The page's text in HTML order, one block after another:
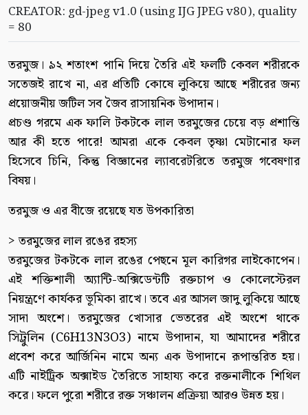
CREATOR: gd-jpeg v1.0 (using IJG JPEG v80), quality
= 80
তরমুজ। ৯২ শতাংশ পানি দিয়ে তৈরি এই ফলটি কেবল শরীরকে
সতেজই রাখে না, এর প্রতিটি কোষে লুকিয়ে আছে শরীরের জন্য
প্রয়োজনীয় জটিল সব জৈব রাসায়নিক উপাদান।
প্রচণ্ড গরমে এক ফালি টকটকে লাল তরমুজের চেয়ে বড় প্রশান্তি
আর কী হতে পারে! আমরা একে কেবল তৃষ্ণা মেটানোর ফল
হিসেবে চিনি, কিন্তু বিজ্ঞানের ল্যাবরেটরিতে তরমুজ গবেষণার
বিষয়।
তরমুজ ও এর বীজে রয়েছে যত উপকারিতা
> তরমুজের লাল রঙের রহস্য
তরমুজের টকটকে লাল রঙের পেছনে মূল কারিগর লাইকোপেন।
এই শক্তিশালী অ্যান্টি-অক্সিডেন্টটি রক্তচাপ ও কোলেস্টেরল
নিয়ন্ত্রণে কার্যকর ভূমিকা রাখে। তবে এর আসল জাদু লুকিয়ে আছে
সাদা অংশে। তরমুজের খোসার ভেতরের এই অংশে থাকে
সিট্রুলিন (C6H13N3O3) নামে উপাদান, যা আমাদের শরীরে
প্রবেশ করে আর্জিনিন নামে অন্য এক উপাদানে রূপান্তরিত হয়।
এটি নাইট্রিক অক্সাইড তৈরিতে সাহায্য করে রক্তনালীকে শিথিল
করে। ফলে পুরো শরীরে রক্ত সঞ্চালন প্রক্রিয়া আরও উন্নত হয়।